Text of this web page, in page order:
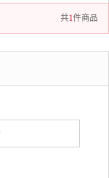
共1件商品